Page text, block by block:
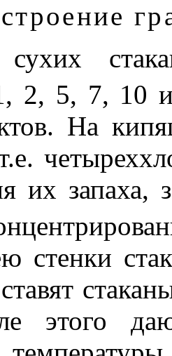
2, 5, 7, 10
На
их
стенки
этого